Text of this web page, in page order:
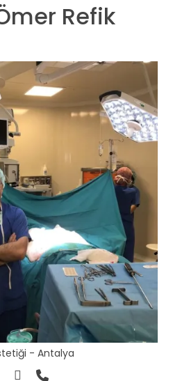
Refik
- Antalya